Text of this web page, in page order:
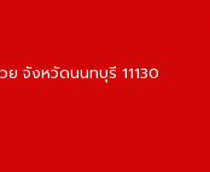
จังหวัดนนทบุรี 11130